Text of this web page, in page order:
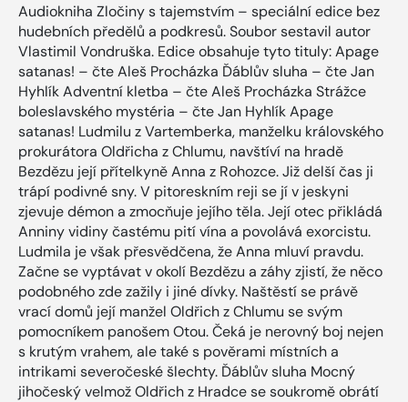
Audiokniha Zločiny s tajemstvím – speciální edice bez
hudebních předělů a podkresů. Soubor sestavil autor
Vlastimil Vondruška. Edice obsahuje tyto tituly: Apage
satanas! – čte Aleš Procházka Ďáblův sluha – čte Jan
Hyhlík Adventní kletba – čte Aleš Procházka Strážce
boleslavského mystéria – čte Jan Hyhlík Apage
satanas! Ludmilu z Vartemberka, manželku královského
prokurátora Oldřicha z Chlumu, navštíví na hradě
Bezdězu její přítelkyně Anna z Rohozce. Již delší čas ji
trápí podivné sny. V pitoreskním reji se jí v jeskyni
zjevuje démon a zmocňuje jejího těla. Její otec přikládá
Anniny vidiny častému pití vína a povolává exorcistu.
Ludmila je však přesvědčena, že Anna mluví pravdu.
Začne se vyptávat v okolí Bezdězu a záhy zjistí, že něco
podobného zde zažily i jiné dívky. Naštěstí se právě
vrací domů její manžel Oldřich z Chlumu se svým
pomocníkem panošem Otou. Čeká je nerovný boj nejen
s krutým vrahem, ale také s pověrami místních a
intrikami severočeské šlechty. Ďáblův sluha Mocný
jihočeský velmož Oldřich z Hradce se soukromě obrátí